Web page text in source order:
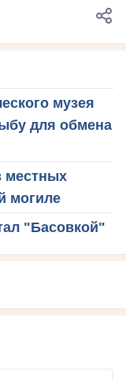
музея
для обмена
местных
могиле
"Басовкой"